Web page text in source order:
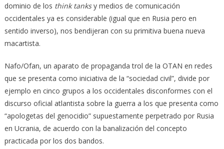
dominio de los think tanksy medios de comunicación
occidentales ya es considerable (igual que en Rusia pero en
sentido inverso), nos bendijeran con su primitiva buena nueva
macartista.
Nafo/Ofan, un aparato de propaganda trol de la OTAN en redes
que se presenta como iniciativa de la “sociedad civil”, divide por
ejemplo en cinco grupos a los occidentales disconformes con el
discurso oficial atlantista sobre la guerra a los que presenta como
“apologetas del genocidio” supuestamente perpetrado por Rusia
en Ucrania, de acuerdo con la banalización del concepto
practicada por los dos bandos.